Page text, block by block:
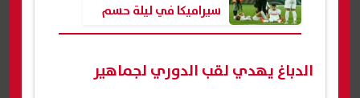
سيراميكا في ليلة حسم
الدوري
الدباغ يهدي لقب الدوري لجماهير